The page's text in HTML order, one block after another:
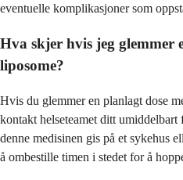
eventuelle komplikasjoner som
Hva skjer hvis jeg glemmer
liposome?
Hvis du glemmer en planlagt dose
kontakt helseteamet ditt
denne medisinen gis på et sykehus
å ombestille timen i stedet for å